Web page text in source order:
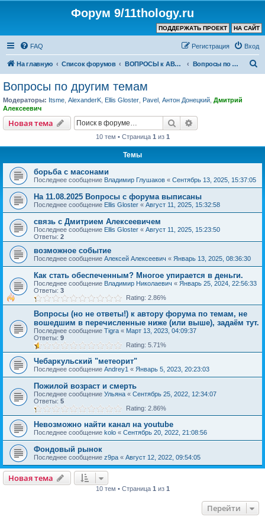
Форум 9/11thology.ru
НА САЙТ
ПОДДЕРЖАТЬ ПРОЕКТ
FAQ Вход
Регистрация
На главную Список форумов ВОПРОСЫ к АВТОРУ КАНАЛА и ХОЗЯИНУ ФОРУМА Вопросы по другим темам
Вопросы по другим темам
Модераторы: Itsme AlexanderK Ellis Gloster Pavel Антон Донецкий Дмитрий
Алексеевич
Новая тема Поиск
10 тем • Страница 1 из 1
Темы
борьба с масонами
Последнее сообщение Владимир Глушаков « Сентябрь 13, 2025, 15:37:05
На 11.08.2025 Вопросы с форума выписаны
Последнее сообщение Ellis Gloster « Август 11, 2025, 15:32:58
связь с Дмитрием Алексеевичем
Последнее сообщение Ellis Gloster « Август 11, 2025, 15:23:50
Ответы: 2
возможное событие
Последнее сообщение Алексей Алексеевич « Январь 13, 2025, 08:36:30
Как стать обеспеченным? Многое упирается в деньги.
Последнее сообщение Владимир Николаевич « Январь 25, 2024, 22:56:33
Ответы: 3
Rating: 2.86%
Вопросы (но не ответы!) к автору форума по темам, не
вошедшим в перечисленные ниже (или выше), задаём тут.
Последнее сообщение Tigra « Март 13, 2023, 04:09:37
Ответы: 9
Rating: 5.71%
Чебаркульский "метеорит"
Последнее сообщение Andrey1 « Январь 5, 2023, 20:23:03
Пожилой возраст и смерть
Последнее сообщение Ульяна « Сентябрь 25, 2022, 12:34:07
Ответы: 5
Rating: 2.86%
Невозможно найти канал на youtube
Последнее сообщение kolo « Сентябрь 20, 2022, 21:08:56
Фондовый рынок
Последнее сообщение z9pa « Август 12, 2022, 09:54:05
Новая тема
10 тем • Страница 1 из 1
Перейти